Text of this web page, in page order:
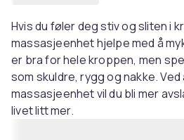
Hvis du føler deg stiv og sliten i
massasjeenhet hjelpe med å
er bra for hele kroppen, men
som skuldre, rygg og nakke. Ved
massasjeenhet vil du bli mer
livet litt mer.